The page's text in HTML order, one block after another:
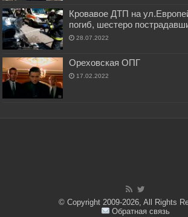
Кровавое ДТП на
погиб, шестеро
28.07.2022
Ореховская ОПГ
17.02.2022
© Copyright 2009-2026, All Rights
Обратная связь